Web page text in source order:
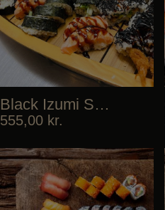
Black Izumi Special
555,00 kr.